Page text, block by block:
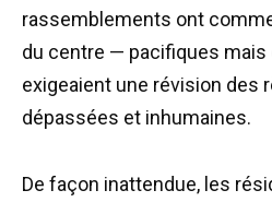
rassemblements ont
du centre — pacifiques
exigeaient une révision des
dépassées et inhumaines.
De façon inattendue, les